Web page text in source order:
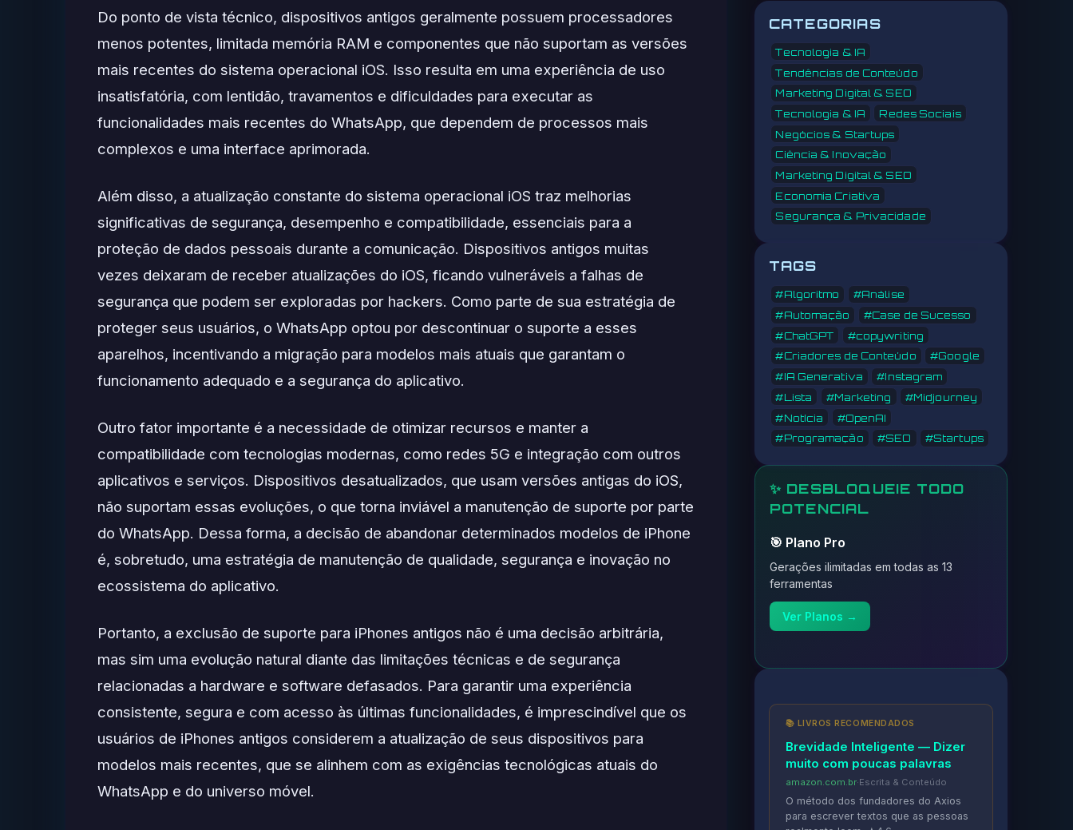
Do ponto de vista técnico, dispositivos antigos geralmente possuem processadores
menos potentes, limitada memória RAM e componentes que não suportam as versões
mais recentes do sistema operacional iOS. Isso resulta em uma experiência de uso
insatisfatória, com lentidão, travamentos e dificuldades para executar as
funcionalidades mais recentes do WhatsApp, que dependem de processos mais
complexos e uma interface aprimorada.
Além disso, a atualização constante do sistema operacional iOS traz melhorias
significativas de segurança, desempenho e compatibilidade, essenciais para a
proteção de dados pessoais durante a comunicação. Dispositivos antigos muitas
vezes deixaram de receber atualizações do iOS, ficando vulneráveis a falhas de
segurança que podem ser exploradas por hackers. Como parte de sua estratégia de
proteger seus usuários, o WhatsApp optou por descontinuar o suporte a esses
aparelhos, incentivando a migração para modelos mais atuais que garantam o
funcionamento adequado e a segurança do aplicativo.
Outro fator importante é a necessidade de otimizar recursos e manter a
compatibilidade com tecnologias modernas, como redes 5G e integração com outros
aplicativos e serviços. Dispositivos desatualizados, que usam versões antigas do iOS,
não suportam essas evoluções, o que torna inviável a manutenção de suporte por parte
do WhatsApp. Dessa forma, a decisão de abandonar determinados modelos de iPhone
é, sobretudo, uma estratégia de manutenção de qualidade, segurança e inovação no
ecossistema do aplicativo.
Portanto, a exclusão de suporte para iPhones antigos não é uma decisão arbitrária,
mas sim uma evolução natural diante das limitações técnicas e de segurança
relacionadas a hardware e software defasados. Para garantir uma experiência
consistente, segura e com acesso às últimas funcionalidades, é imprescindível que os
usuários de iPhones antigos considerem a atualização de seus dispositivos para
modelos mais recentes, que se alinhem com as exigências tecnológicas atuais do
WhatsApp e do universo móvel.
CATEGORIAS
Tecnologia & IA
Tendências de Conteúdo
Marketing Digital & SEO
Tecnologia & IA
Redes Sociais
Negócios & Startups
Ciência & Inovação
Marketing Digital & SEO
Economia Criativa
Segurança & Privacidade
TAGS
#Algoritmo
#Análise
#Automação
#Case de Sucesso
#ChatGPT
#copywriting
#Criadores de Conteúdo
#Google
#IA Generativa
#Instagram
#Lista
#Marketing
#Midjourney
#Notícia
#OpenAI
#Programação
#SEO #Startups
✨ DESBLOQUEIE TODO
POTENCIAL
🎯 Plano Pro
Gerações ilimitadas em todas as 13
ferramentas
Ver Planos →
📚 LIVROS RECOMENDADOS
Brevidade Inteligente — Dizer
muito com poucas palavras
amazon.com.br·Escrita & Conteúdo
O método dos fundadores do Axios
para escrever textos que as pessoas